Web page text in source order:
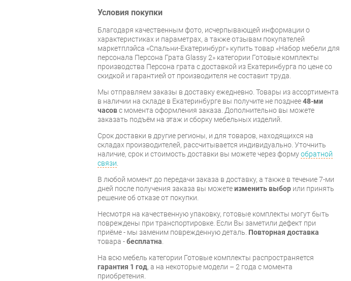
Условия покупки
Благодаря качественным фото, исчерпывающей информации о
характеристиках и параметрах, а также отзывам покупателей
маркетплэйса «Спальни-Екатеринбург» купить товар «Набор мебели для
персонала Персона Грата Glassy 2» категории Готовые комплекты
производства Персона грата с доставкой из Екатеринбурга по цене со
скидкой и гарантией от производителя не составит труда.
Мы отправляем заказы в доставку ежедневно. Товары из ассортимента
в наличии на складе в Екатеринбурге вы получите не позднее48-ми
часовс момента оформления заказа. Дополнительно вы можете
заказать подъём на этаж и сборку мебельных изделий.
Срок доставки в другие регионы, и для товаров, находящихся на
складах производителей, рассчитывается индивидуально. Уточнить
наличие, срок и стоимость доставки вы можете через формуобратной
связи.
В любой момент до передачи заказа в доставку, а также в течение 7-ми
дней после получения заказа вы можетеизменить выбор или принять
решение об отказе от покупки.
Несмотря на качественную упаковку, готовые комплекты могут быть
повреждены при транспортировке. Если Вы заметили дефект при
приёме - мы заменим поврежденную деталь. Повторная доставка
товара -бесплатна.
На всю мебель категории Готовые комплекты распространяется
гарантия 1 год, а на некоторые модели – 2 года с момента
приобретения.